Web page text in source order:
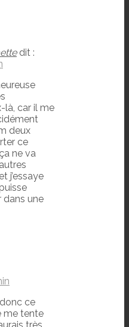
dit :
là, car il me
deux
ce
ne va
j’essaye
une
ce
me tente